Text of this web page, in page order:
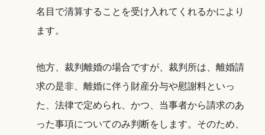
名目で清算することを受け入れてくれるかにより
ます。
他方、裁判離婚の場合ですが、裁判所は、離婚請
求の是非、離婚に伴う財産分与や慰謝料といっ
た、法律で定められ、かつ、当事者から請求のあ
った事項についてのみ判断をします。そのため、